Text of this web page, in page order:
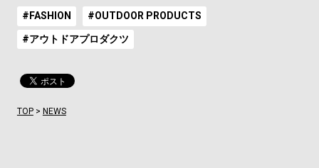
#FASHION #OUTDOOR PRODUCTS
#アウトドアプロダクツ
TOP> NEWS